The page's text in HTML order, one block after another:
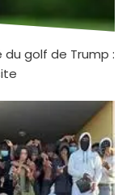
golf de Trump :